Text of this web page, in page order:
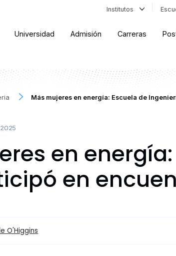
Institutos
Universidad Admisión Carreras
Más mujeres en energía: Escuela de
en
en
O'Higgins